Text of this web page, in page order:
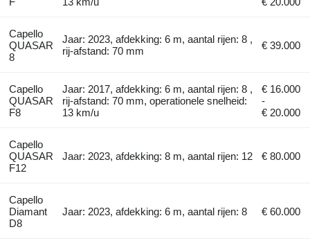
Capello
QUASAR
8
Jaar: 2023, afdekking: 6 m, aantal rijen: 8 ,
rij-afstand: 70 mm
€ 39.000
Capello
QUASAR
F8
Jaar: 2017, afdekking: 6 m, aantal rijen: 8 ,
rij-afstand: 70 mm, operationele snelheid:
13 km/u
€ 16.000
-
€ 20.000
Capello
QUASAR
F12
Jaar: 2023, afdekking: 8 m, aantal rijen: 12 € 80.000
Capello
Diamant
D8
Jaar: 2023, afdekking: 6 m, aantal rijen: 8 € 60.000